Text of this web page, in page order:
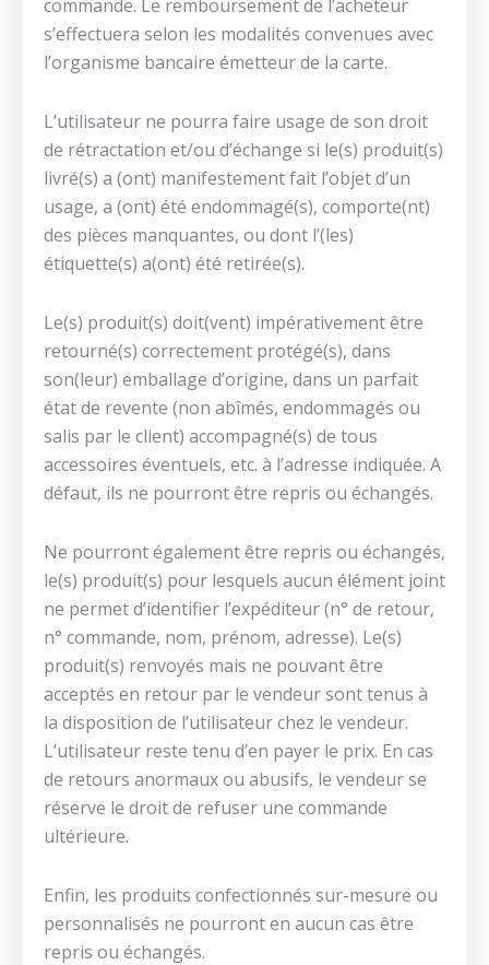
commande. Le remboursement de l’acheteur
s’effectuera selon les modalités convenues avec
l’organisme bancaire émetteur de la carte.
L’utilisateur ne pourra faire usage de son droit
de rétractation et/ou d’échange si le(s) produit(s)
livré(s) a (ont) manifestement fait l’objet d’un
usage, a (ont) été endommagé(s), comporte(nt)
des pièces manquantes, ou dont l’(les)
étiquette(s) a(ont) été retirée(s).
Le(s) produit(s) doit(vent) impérativement être
retourné(s) correctement protégé(s), dans
son(leur) emballage d’origine, dans un parfait
état de revente (non abîmés, endommagés ou
salis par le client) accompagné(s) de tous
accessoires éventuels, etc. à l’adresse indiquée. A
défaut, ils ne pourront être repris ou échangés.
Ne pourront également être repris ou échangés,
le(s) produit(s) pour lesquels aucun élément joint
ne permet d’identifier l’expéditeur (n° de retour,
n° commande, nom, prénom, adresse). Le(s)
produit(s) renvoyés mais ne pouvant être
acceptés en retour par le vendeur sont tenus à
la disposition de l’utilisateur chez le vendeur.
L’utilisateur reste tenu d’en payer le prix. En cas
de retours anormaux ou abusifs, le vendeur se
réserve le droit de refuser une commande
ultérieure.
Enfin, les produits confectionnés sur-mesure ou
personnalisés ne pourront en aucun cas être
repris ou échangés.